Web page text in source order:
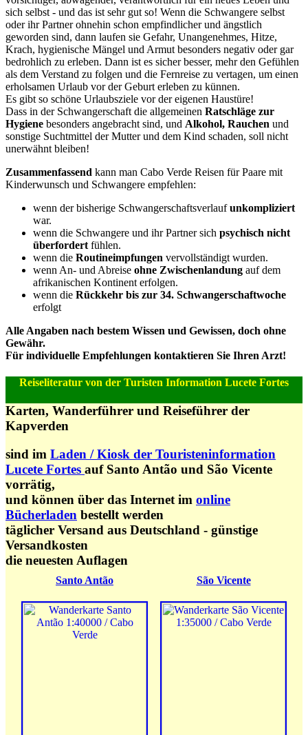
sich selbst - und das ist sehr gut so! Wenn die Schwangere selbst
oder ihr Partner ohnehin schon empfindlicher und ängstlich
geworden sind, dann laufen sie Gefahr, Unangenehmes, Hitze,
Krach, hygienische Mängel und Armut besonders negativ oder gar
bedrohlich zu erleben. Dann ist es sicher besser, mehr den Gefühlen
als dem Verstand zu folgen und die Fernreise zu vertagen, um einen
erholsamen Urlaub vor der Geburt erleben zu künnen.
Es gibt so schöne Urlaubsziele vor der eigenen Haustüre!
Dass in der Schwangerschaft die allgemeinen Ratschläge zur
Hygiene besonders angebracht sind, und Alkohol, Rauchen und
sonstige Suchtmittel der Mutter und dem Kind schaden, soll nicht
unerwähnt bleiben!
Zusammenfassend kann man Cabo Verde Reisen für Paare mit
Kinderwunsch und Schwangere empfehlen:
wenn der bisherige Schwangerschaftsverlaufunkompliziert
war.
wenn die Schwangere und ihr Partner sich psychisch nicht
überfordert fühlen.
wenn die Routineimpfungen vervollständigt wurden.
wenn An- und Abreise ohne Zwischenlandung auf dem
afrikanischen Kontinent erfolgen.
wenn die Rückkehr bis zur 34. Schwangerschaftwoche
erfolgt
Alle Angaben nach bestem Wissen und Gewissen, doch ohne
Gewähr.
Für individuelle Empfehlungen kontaktieren Sie Ihren Arzt!
Reiseliteratur von der Turisten Information Lucete Fortes
Karten, Wanderführer und Reiseführer der
Kapverden
sind im Laden / Kiosk der Touristeninformation
Lucete Fortes auf Santo Antão und São Vicente
vorrätig,
und können über das Internet im online
Bücherladen bestellt werden
täglicher Versand aus Deutschland - günstige
Versandkosten
die neuesten Auflagen
Santo Antão São Vicente